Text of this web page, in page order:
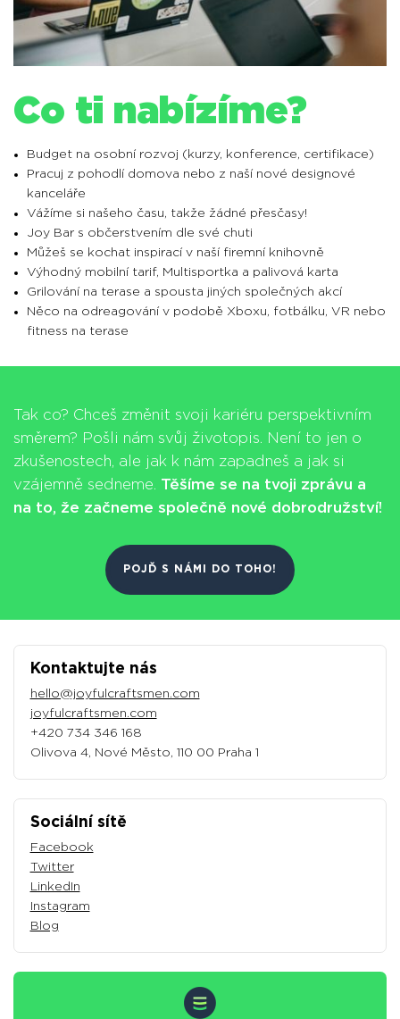
Co ti nabízíme?
Budget na osobní rozvoj (kurzy, konference, certifikace)
Pracuj z pohodlí domova nebo z naší nové designové
kanceláře
Vážíme si našeho času, takže žádné přesčasy!
Joy Bar s občerstvením dle své chuti
Můžeš se kochat inspirací v naší firemní knihovně
Výhodný mobilní tarif, Multisportka a palivová karta
Grilování na terase a spousta jiných společných akcí
Něco na odreagování v podobě Xboxu, fotbálku, VR nebo
fitness na terase
Tak co? Chceš změnit svoji kariéru perspektivním
směrem? Pošli nám svůj životopis. Není to jen o
zkušenostech, ale jak k nám zapadneš a jak si
vzájemně sedneme. Těšíme se na tvoji zprávu a
na to, že začneme společně nové dobrodružství!
POJĎ S NÁMI DO TOHO!
Kontaktujte nás
hello@joyfulcraftsmen.com
joyfulcraftsmen.com
+420 734 346 168
Olivova 4, Nové Město, 110 00 Praha 1
Sociální sítě
Facebook
Twitter
LinkedIn
Instagram
Blog